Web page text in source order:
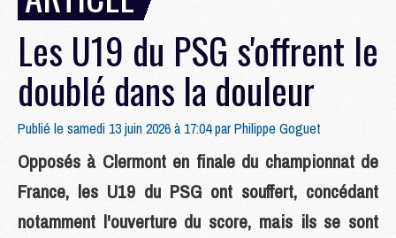
Les U19 du PSG s'offrent le
doublé dans la douleur
Publié le samedi 13 juin 2026 à 17:04 parPhilippe Goguet
Opposés à Clermont en finale du championnat de
France, les U19 du PSG ont souffert, concédant
notamment l'ouverture du score, mais ils se sont